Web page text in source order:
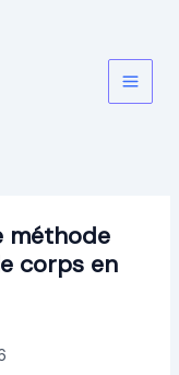
méthode
corps en